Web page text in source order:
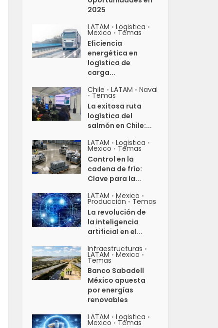
2025
LATAM • Logistica •
Mexico • Temas
Eficiencia
energética en
logística de
carga...
Chile • LATAM • Naval
• Temas
La exitosa ruta
logística del
salmón en Chile:...
LATAM • Logistica •
Mexico • Temas
Control en la
cadena de frío:
Clave para la...
LATAM • Mexico •
Producción • Temas
La revolución de
la inteligencia
artificial en el...
Infraestructuras •
LATAM • Mexico •
Temas
Banco Sabadell
México apuesta
por energías
renovables
LATAM • Logistica •
Mexico • Temas